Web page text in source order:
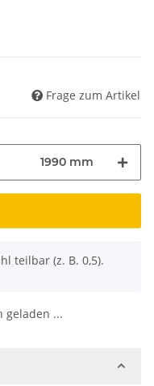
Frage zum Artikel
1990 mm
teilbar (z. B. 0,5).
geladen ...